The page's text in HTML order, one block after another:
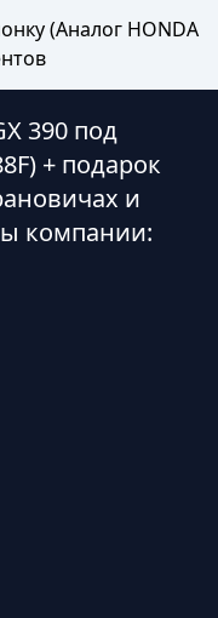
(Аналог HONDA
390 под
+ подарок
и
компании: